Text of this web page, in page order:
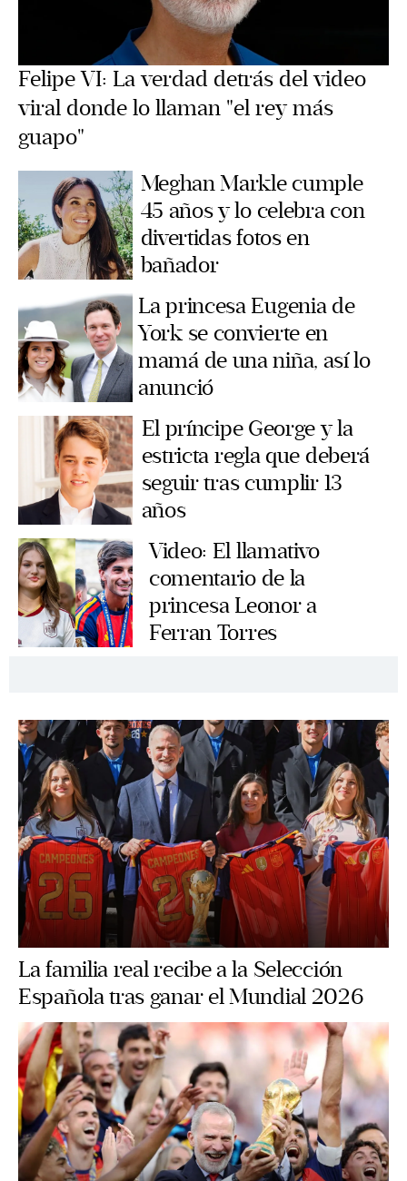
Felipe VI: La verdad detrás del video
viral donde lo llaman "el rey más
guapo"
Meghan Markle cumple
45 años y lo celebra con
divertidas fotos en
bañador
La princesa Eugenia de
York se convierte en
mamá de una niña, así lo
anunció
El príncipe George y la
estricta regla que deberá
seguir tras cumplir 13
años
Video: El llamativo
comentario de la
princesa Leonor a
Ferran Torres
La familia real recibe a la Selección
Española tras ganar el Mundial 2026